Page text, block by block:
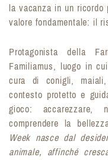
la vacanza in un
valore fondamentale: il
Protagonista della
Familiamus, luogo in
cura di conigli,
contesto protetto e
gioco: accarezzare,
comprendere la
Week nasce dal
animale, affinché